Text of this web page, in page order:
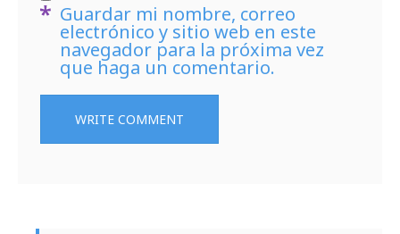
Guardar mi nombre, correo
electrónico y sitio web en este
navegador para la próxima vez
que haga un comentario.